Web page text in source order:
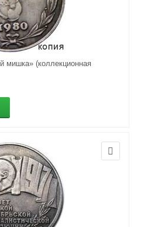
мишка» (коллекционная